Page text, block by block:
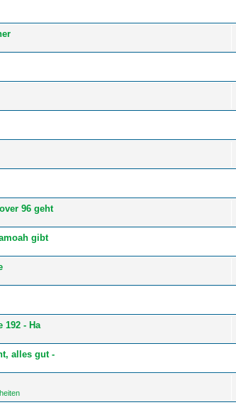
96 geht
gibt
192 - Ha
alles gut -